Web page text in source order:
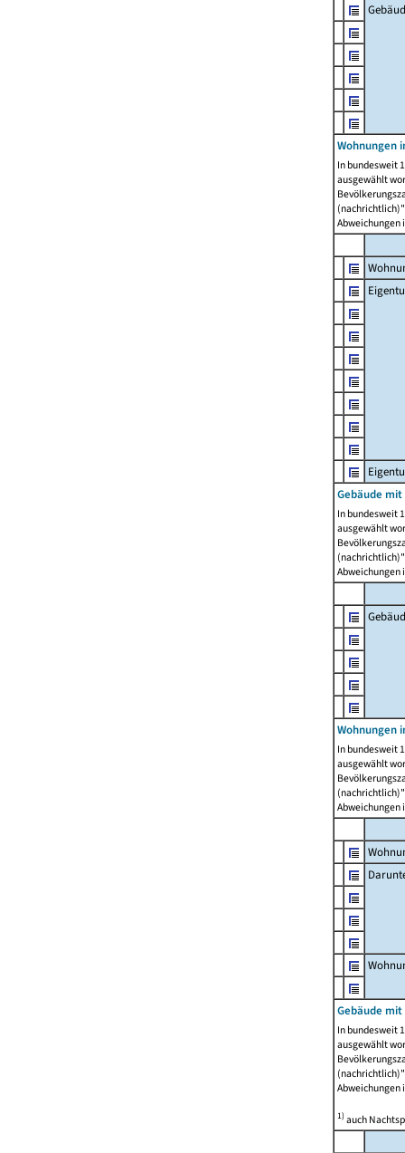
Wohnungen
In bundesweit
ausgewählt
Abweichungen
Gebäude
In bundesweit
ausgewählt
Abweichungen
Wohnungen
In bundesweit
ausgewählt
Abweichungen
Gebäude
In bundesweit
ausgewählt
Abweichungen
1)auch